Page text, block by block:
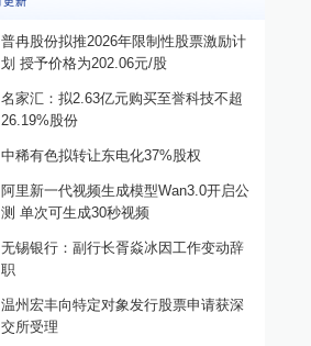
普冉股份拟推2026年限制性股票激励计
划 授予价格为202.06元/股
名家汇：拟2.63亿元购买至誉科技不超
26.19%股份
中稀有色拟转让东电化37%股权
阿里新一代视频生成模型Wan3.0开启公
测 单次可生成30秒视频
无锡银行：副行长胥焱冰因工作变动辞
职
温州宏丰向特定对象发行股票申请获深
交所受理